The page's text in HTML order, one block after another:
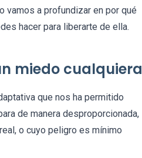
vamos a profundizar en por qué
hacer para liberarte de ella.
miedo cualquiera
que nos ha permitido
de manera desproporcionada,
o cuyo peligro es mínimo